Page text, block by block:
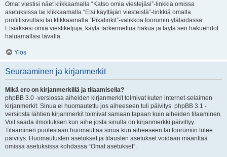
Omat viestisi näet klikkaamalla “Katso omia viestejäsi”-linkkiä omissa
asetuksissa tai klikkaamalla “Etsi käyttäjän viesteistä”-linkkiä omalla
profiilisivullasi tai klikkaamalla “Pikalinkit”-valikkoa foorumin ylälaidassa.
Etsiäksesi omia viestiketjuja, käytä tarkennettua hakua ja täytä sen hakuehdot
haluamallasi tavalla.
Ylös
Seuraaminen ja kirjanmerkit
Mikä ero on kirjanmerkillä ja tilaamisella?
phpBB 3.0 -versiossa aiheiden kirjanmerkit toimivat kuten internet-selaimen
kirjanmerkit. Sinua ei huomautettu jos aiheeseen tuli päivitys. phpBB 3.1 -
versiosta lähtien kirjanmerkit toimivat samaan tapaan kuin aiheiden tilaaminen.
Voit saada ilmoituksen kun aihe josta sinulla on kirjanmerkki päivittyy.
Tilaaminen puolestaan huomauttaa sinua kun aiheeseen tai foorumiin tulee
päivitys. Huomautusten asetukset ja tilausten asetukset voidaan määrittää
omissa asetuksissa kohdassa “Omat asetukset”.